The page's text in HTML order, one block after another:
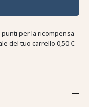
per la ricompensa
del tuo carrello 0,50 €.